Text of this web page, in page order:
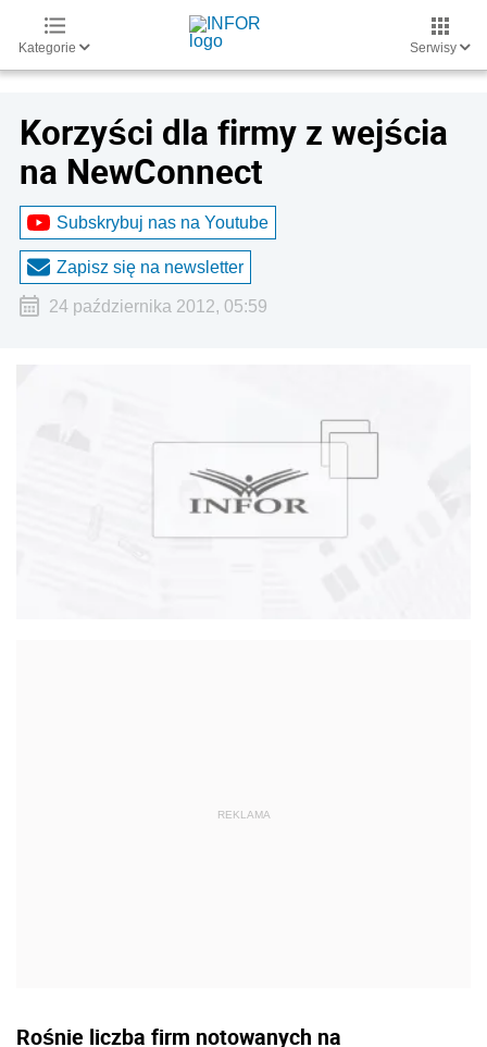
Kategorie Serwisy
Korzyści dla firmy z wejścia
na NewConnect
Subskrybuj nas na Youtube
Zapisz się na newsletter
24 października 2012, 05:59
Rośnie liczba firm notowanych na